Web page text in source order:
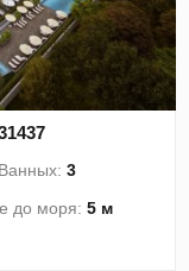
Ванных:3
до моря:5 м